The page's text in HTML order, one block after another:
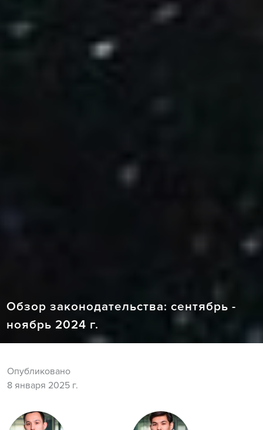
Обзор законодательства: сентябрь -
ноябрь 2024 г.
Опубликовано
8 января 2025 г.